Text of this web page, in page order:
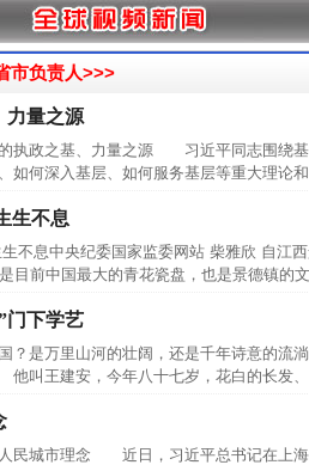
市负责人>>>
力量之源
政之基、力量之源 习近平同志围绕基
如何深入基层、如何服务基层等重大理论
生不息
生不息中央纪委国家监委网站 柴雅欣 自
目前中国最大的青花瓷盘，也是景德镇的
门下学艺
是万里山河的壮阔，还是千年诗意的
王建安，今年八十七岁，花白的长发、
城市理念 近日，习近平总书记在上海
任有效落实